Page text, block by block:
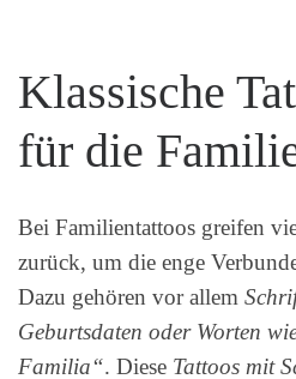
Klassische
für die
Bei Familientattoos greifen
zurück, um die enge
Dazu gehören vor allem
Geburtsdaten oder Worten
Familia“. Diese Tattoos mit